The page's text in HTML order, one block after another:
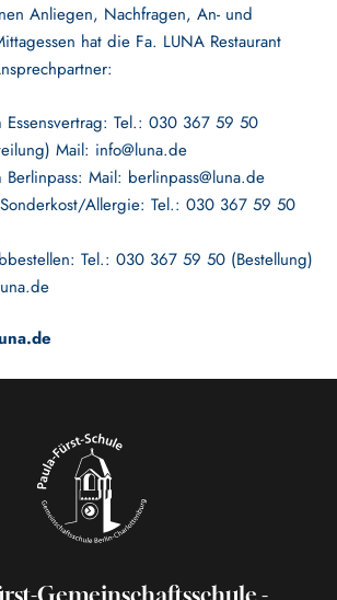
Anliegen, Nachfragen, An- und
hat die Fa. LUNA Restaurant
Essensvertrag: Tel.: 030 367 59 50
Mail: info@luna.de
Berlinpass: Mail: berlinpass@luna.de
Allergie: Tel.: 030 367 59 50
Tel.: 030 367 59 50 (Bestellung)